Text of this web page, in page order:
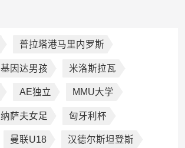
普拉塔港马里内罗斯
基因达男孩 米洛斯拉瓦
AE独立 MMU大学
纳萨夫女足 匈牙利杯
曼联U18 汉德尔斯坦登斯